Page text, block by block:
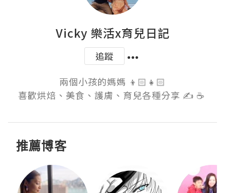
Vicky 樂活x育兒日記
追蹤
兩個小孩的媽媽 👦🏻👧🏻
喜歡烘焙、美食、護膚、育兒各種分享 ✍️ ☕️
推薦博客